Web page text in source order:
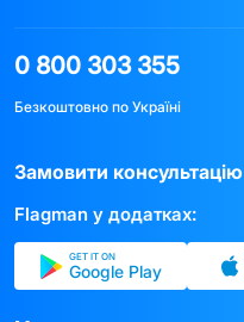
0 800 303 355
Безкоштовно по Україні
Замовити консультацію
Flagman у додатках:
GET IT ON
Google Play